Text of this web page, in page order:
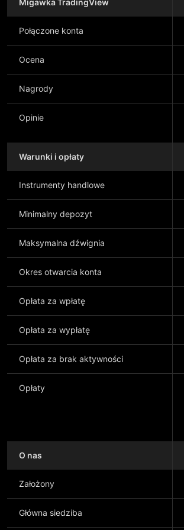
Migawka TradingView
Połączone konta
Ocena
Nagrody
Opinie
Warunki i opłaty
Instrumenty handlowe
Minimalny depozyt
Maksymalna dźwignia
Okres otwarcia konta
Opłata za wpłatę
Opłata za wypłatę
Opłata za brak aktywności
Opłaty
O nas
Założony
Główna siedziba